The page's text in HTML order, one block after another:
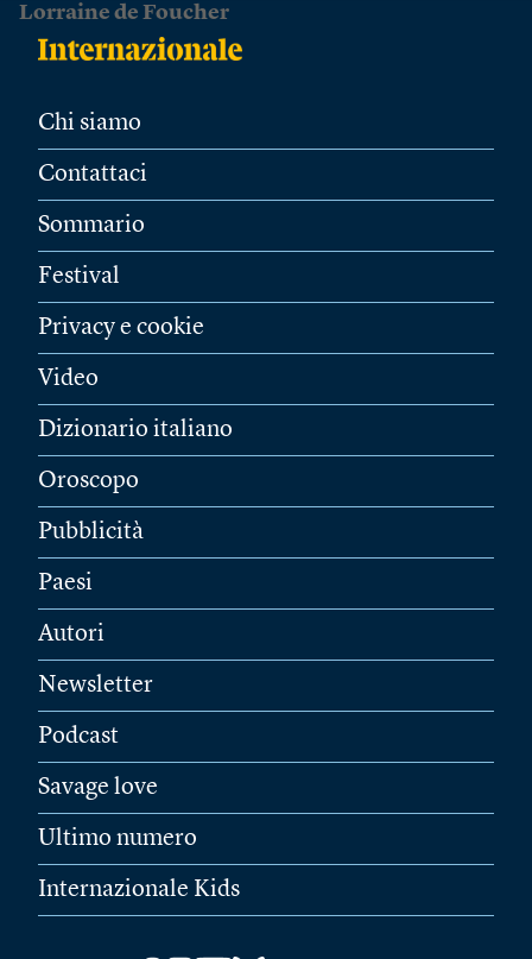
Lorraine de Foucher
Chi siamo
Contattaci
Sommario
Festival
Privacy e cookie
Video
Dizionario italiano
Oroscopo
Pubblicità
Paesi
Autori
Newsletter
Podcast
Savage love
Ultimo numero
Internazionale Kids